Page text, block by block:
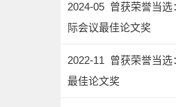
2024-05 曾获荣誉当
际会议最佳论文奖
2022-11 曾获荣誉当
最佳论文奖